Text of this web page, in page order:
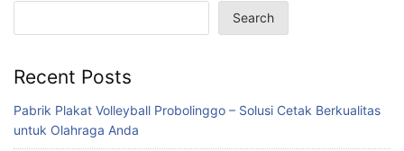
Search
Recent Posts
Pabrik Plakat Volleyball Probolinggo – Solusi Cetak Berkualitas
untuk Olahraga Anda